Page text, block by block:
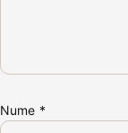
Nume *